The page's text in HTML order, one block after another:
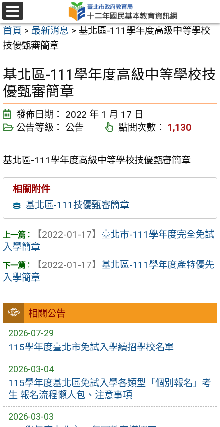
跳
至
主
要
內
容
區
選
單
首頁 > 最新消息 > 基北區-111學年度高級中等學校
技優甄審簡章
相關公告
2026-07-29
115學年度臺北市免試入學續招學校名單
2026-03-04
115學年度基北區免試入學各類型「個別報名」考
生 報名流程懶人包、注意事項
2026-03-03
基北區-111學年度高級中等學校技
優甄審簡章
發佈日期：
2022 年 1 月 17 日
公告等級：
公告 點閱次數： 1,130
基北區-111學年度高級中等學校技優甄審簡章
相關附件
基北區-111技優甄審簡章
【2022-01-17】 臺北市-111學年度完全免試
入學簡章
【2022-01-17】 基北區-111學年度產特優先
入學簡章